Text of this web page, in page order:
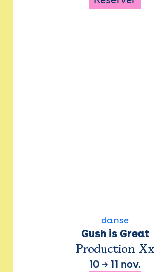
danse
Gush is Great
Production Xx
10 → 11 nov.